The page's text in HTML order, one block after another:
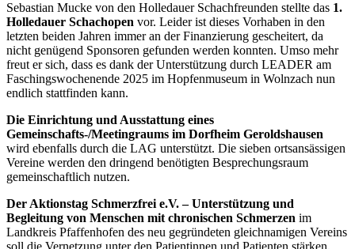
Sebastian Mucke von den Holledauer Schachfreunden stellte das 1.
Holledauer Schachopen vor. Leider ist dieses Vorhaben in den
letzten beiden Jahren immer an der Finanzierung gescheitert, da
nicht genügend Sponsoren gefunden werden konnten. Umso mehr
freut er sich, dass es dank der Unterstützung durch LEADER am
Faschingswochenende 2025 im Hopfenmuseum in Wolnzach nun
endlich stattfinden kann.
Die Einrichtung und Ausstattung eines
Gemeinschafts-/Meetingraums im Dorfheim Geroldshausen
wird ebenfalls durch die LAG unterstützt. Die sieben ortsansässigen
Vereine werden den dringend benötigten Besprechungsraum
gemeinschaftlich nutzen.
Der Aktionstag Schmerzfrei e.V. – Unterstützung und
Begleitung von Menschen mit chronischen Schmerzen im
Landkreis Pfaffenhofen des neu gegründeten gleichnamigen Vereins